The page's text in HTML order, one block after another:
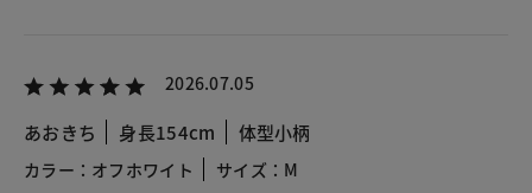
2026.07.05
あおきち 身長154cm 体型小柄
カラー：オフホワイト
サイズ：M